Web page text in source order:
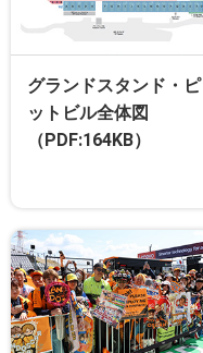
グランドスタンド・ピ
ットビル全体図
（PDF:164KB）